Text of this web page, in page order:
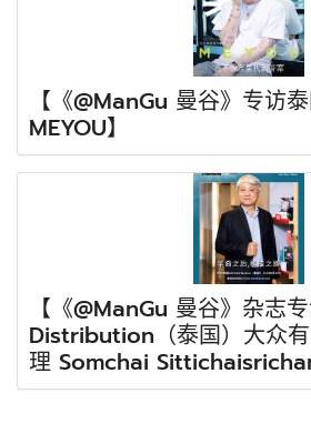
【《@ManGu 曼谷》专访
MEYOU】
【《@ManGu 曼谷》杂志
Distribution（泰国）大众
理 Somchai